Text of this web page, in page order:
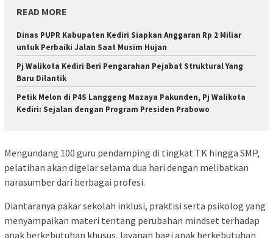
READ MORE
Dinas PUPR Kabupaten Kediri Siapkan Anggaran Rp 2 Miliar
untuk Perbaiki Jalan Saat Musim Hujan
Pj Walikota Kediri Beri Pengarahan Pejabat Struktural Yang
Baru Dilantik
Petik Melon di P4S Langgeng Mazaya Pakunden, Pj Walikota
Kediri: Sejalan dengan Program Presiden Prabowo
Mengundang 100 guru pendamping di tingkat TK hingga SMP,
pelatihan akan digelar selama dua hari dengan melibatkan
narasumber dari berbagai profesi.
Diantaranya pakar sekolah inklusi, praktisi serta psikolog yang
menyampaikan materi tentang perubahan mindset terhadap
anak berkebutuhan khusus, layanan bagi anak berkebutuhan